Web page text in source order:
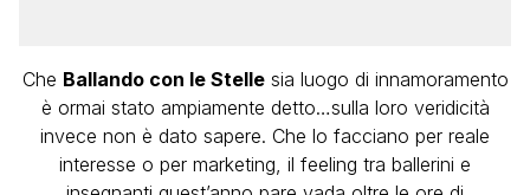
Che Ballando con le Stellesia luogo di innamoramento
è ormai stato ampiamente detto…sulla loro veridicità
invece non è dato sapere. Che lo facciano per reale
interesse o per marketing, il feeling tra ballerini e